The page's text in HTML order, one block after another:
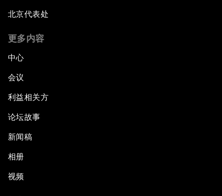
北京代表处
更多内容
中心
会议
利益相关方
论坛故事
新闻稿
相册
视频